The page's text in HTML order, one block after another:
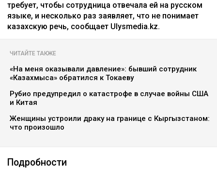
требует, чтобы сотрудница отвечала ей на русском
языке, и несколько раз заявляет, что не понимает
казахскую речь, сообщает Ulysmedia.kz.
ЧИТАЙТЕ ТАКЖЕ
«На меня оказывали давление»: бывший сотрудник
«Казахмыса» обратился к Токаеву
Рубио предупредил о катастрофе в случае войны США
и Китая
Женщины устроили драку на границе с Кыргызстаном:
что произошло
Подробности